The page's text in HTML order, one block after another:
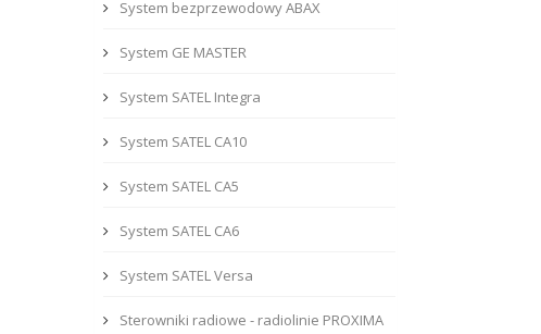
System bezprzewodowy ABAX
System GE MASTER
System SATEL Integra
System SATEL CA10
System SATEL CA5
System SATEL CA6
System SATEL Versa
Sterowniki radiowe - radiolinie PROXIMA